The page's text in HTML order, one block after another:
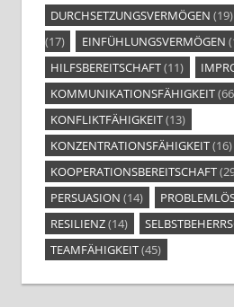
DURCHSETZUNGSVERMÖGEN (19)
(17)
EINFÜHLUNGSVERMÖGEN
HILFSBEREITSCHAFT(11)
KOMMUNIKATIONSFÄHIGKEIT
KONFLIKTFÄHIGKEIT(13)
KONZENTRATIONSFÄHIGKEIT(16)
KOOPERATIONSBEREITSCHAFT
PERSUASION (14)
RESILIENZ(14)
TEAMFÄHIGKEIT(45)